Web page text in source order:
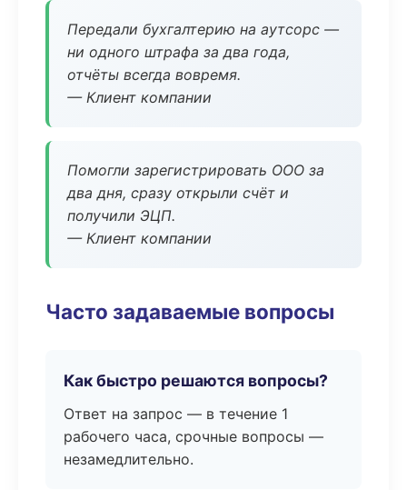
Передали бухгалтерию на аутсорс —
ни одного штрафа за два года,
отчёты всегда вовремя.
— Клиент компании
Помогли зарегистрировать ООО за
два дня, сразу открыли счёт и
получили ЭЦП.
— Клиент компании
Часто задаваемые вопросы
Как быстро решаются вопросы?
Ответ на запрос — в течение 1
рабочего часа, срочные вопросы —
незамедлительно.